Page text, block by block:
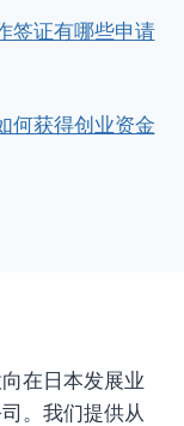
签证有哪些申请
何获得创业资金
在日本发展业
。我们提供从